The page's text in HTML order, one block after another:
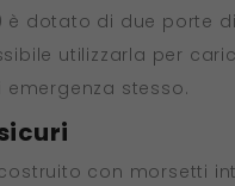
dotato di due porte
utilizzarla per
stesso.
con